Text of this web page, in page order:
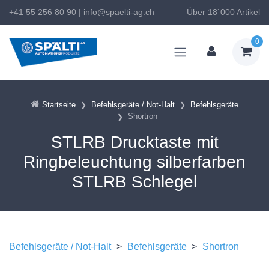
+41 55 256 80 90 | info@spaelti-ag.ch Über 18`000 Artikel
0
Startseite Befehlsgeräte / Not-Halt
Befehlsgeräte
Shortron
STLRB Drucktaste mit
Ringbeleuchtung silberfarben
STLRB Schlegel
Befehlsgeräte / Not-Halt > Befehlsgeräte > Shortron